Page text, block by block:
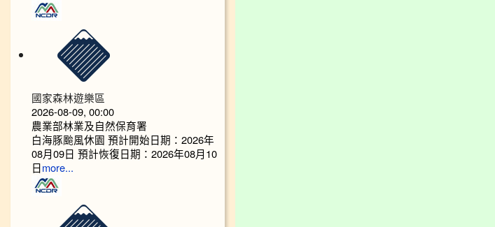
國家森林遊樂區
2026-08-09, 00:00
農業部林業及自然保育署
白海豚颱風休園 預計開始日期：2026年
08月09日 預計恢復日期：2026年08月10
日 more...